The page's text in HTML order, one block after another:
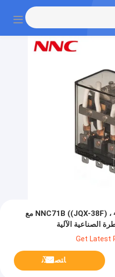
NNC رله طاقة عالية NNC71B ((JQX-38F) ، 40a 50a مع
الصناعية الآلية
ﺎﺘﺼﻟ ﺍﻶﻧ